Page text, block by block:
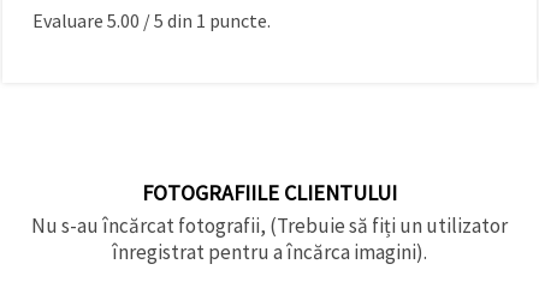
Evaluare 5.00 /5 din 1 puncte.
FOTOGRAFIILE CLIENTULUI
Nu s-au încărcat fotografii, (Trebuie să fiți un utilizator
înregistrat pentru a încărca imagini).